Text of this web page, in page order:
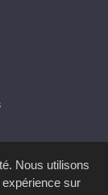
Nous utilisons
sur